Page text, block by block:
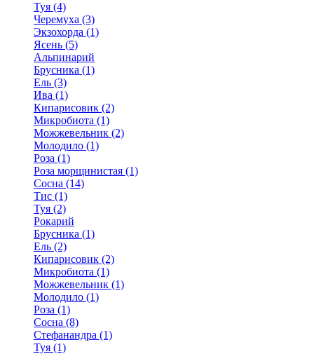
Туя (4)
Черемуха (3)
Экзохорда (1)
Ясень (5)
Альпинарий
Брусника (1)
Ель (3)
Ива (1)
Кипарисовик (2)
Микробиота (1)
Можжевельник (2)
Молодило (1)
Роза (1)
Роза морщинистая (1)
Сосна (14)
Тис (1)
Туя (2)
Рокарий
Брусника (1)
Ель (2)
Кипарисовик (2)
Микробиота (1)
Можжевельник (1)
Молодило (1)
Роза (1)
Сосна (8)
Стефанандра (1)
Туя (1)